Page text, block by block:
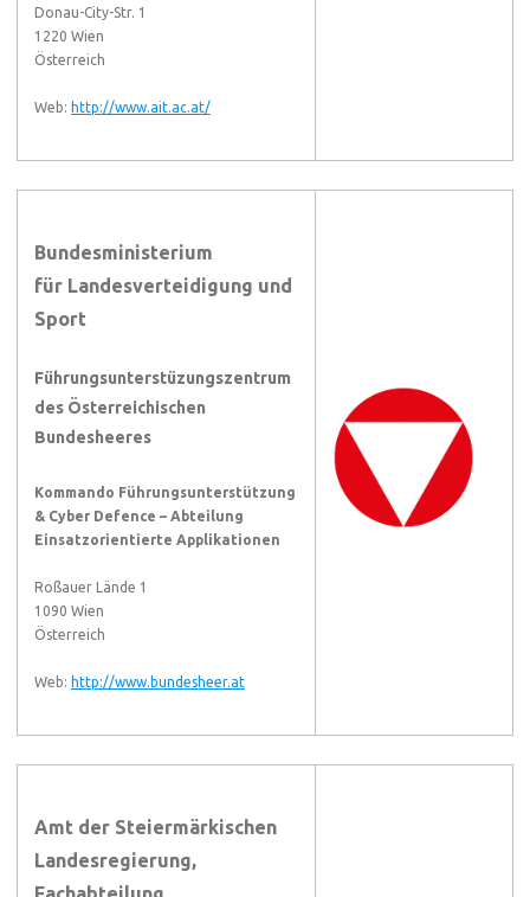
Donau-City-Str. 1
1220 Wien
Österreich
Web: http://www.ait.ac.at/
Bundesministerium
für Landesverteidigung und
Sport
Führungsunterstüzungszentrum
des Österreichischen
Bundesheeres
Kommando Führungsunterstützung
& Cyber Defence – Abteilung
Einsatzorientierte Applikationen
Roßauer Lände 1
1090 Wien
Österreich
Web: http://www.bundesheer.at
Amt der Steiermärkischen
Landesregierung,